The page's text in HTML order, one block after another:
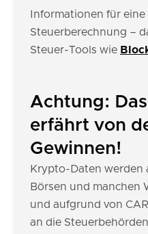
Informationen für
Steuerberechnung –
Steuer-Tools wie
Achtung:
erfährt von
Gewinnen!
Krypto-Daten werden
Börsen und manchen
und aufgrund von
an die